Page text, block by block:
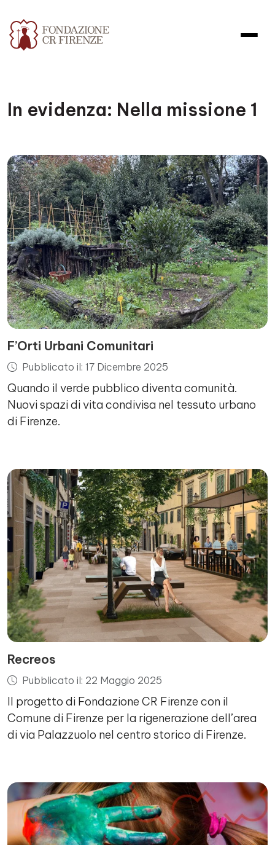
In evidenza: Nella missione 1
F’Orti Urbani Comunitari
Pubblicato il: 17 Dicembre 2025
Quando il verde pubblico diventa comunità.
Nuovi spazi di vita condivisa nel tessuto urbano
di Firenze.
Recreos
Pubblicato il: 22 Maggio 2025
Il progetto di Fondazione CR Firenze con il
Comune di Firenze per la rigenerazione dell’area
di via Palazzuolo nel centro storico di Firenze.